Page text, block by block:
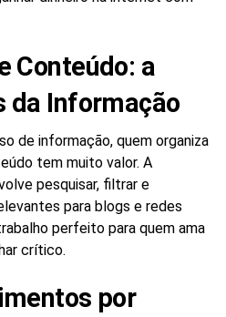
Conteúdo: a
da Informação
de informação, quem organiza
tem muito valor. A
pesquisar, filtrar e
para blogs e redes
perfeito para quem ama
crítico.
por